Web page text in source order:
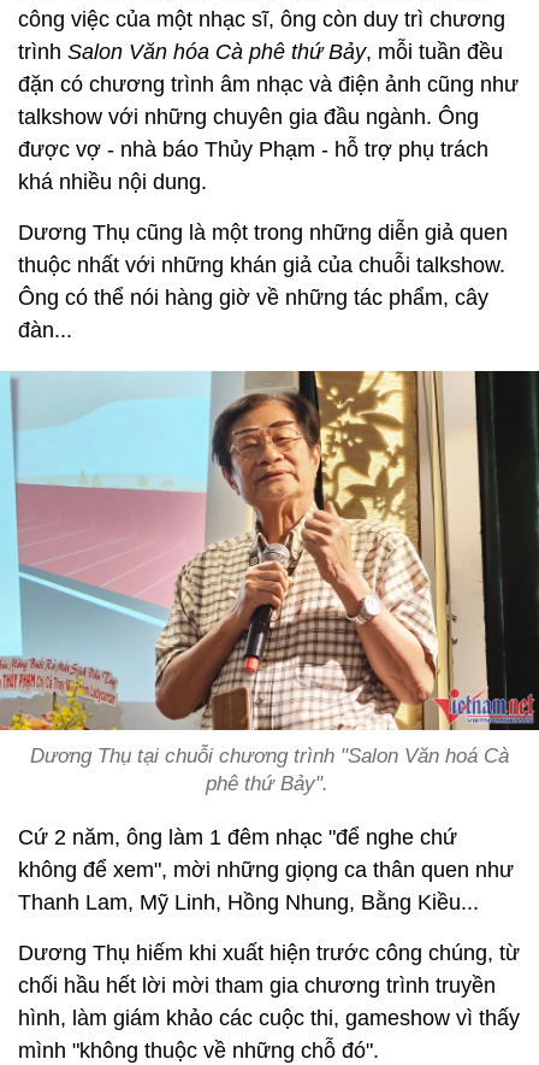
công việc của một nhạc sĩ, ông còn duy trì chương
trình Salon Văn hóa Cà phê thứ Bảy, mỗi tuần đều
đặn có chương trình âm nhạc và điện ảnh cũng như
talkshow với những chuyên gia đầu ngành. Ông
được vợ - nhà báo Thủy Phạm - hỗ trợ phụ trách
khá nhiều nội dung.
Dương Thụ cũng là một trong những diễn giả quen
thuộc nhất với những khán giả của chuỗi talkshow.
Ông có thể nói hàng giờ về những tác phẩm, cây
đàn...
Dương Thụ tại chuỗi chương trình "Salon Văn hoá Cà
phê thứ Bảy".
Cứ 2 năm, ông làm 1 đêm nhạc "để nghe chứ
không để xem", mời những giọng ca thân quen như
Thanh Lam, Mỹ Linh, Hồng Nhung, Bằng Kiều...
Dương Thụ hiếm khi xuất hiện trước công chúng, từ
chối hầu hết lời mời tham gia chương trình truyền
hình, làm giám khảo các cuộc thi, gameshow vì thấy
mình "không thuộc về những chỗ đó".